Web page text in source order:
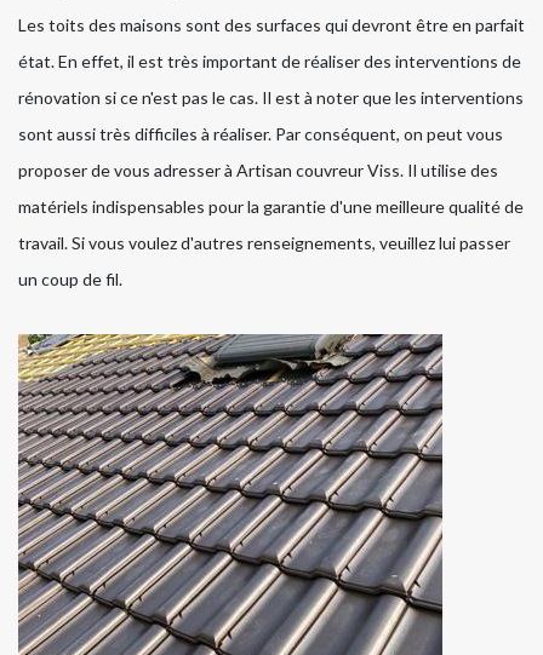
Les toits des maisons sont des surfaces qui devront être en parfait
état. En effet, il est très important de réaliser des interventions de
rénovation si ce n'est pas le cas. Il est à noter que les interventions
sont aussi très difficiles à réaliser. Par conséquent, on peut vous
proposer de vous adresser à Artisan couvreur Viss. Il utilise des
matériels indispensables pour la garantie d'une meilleure qualité de
travail. Si vous voulez d'autres renseignements, veuillez lui passer
un coup de fil.